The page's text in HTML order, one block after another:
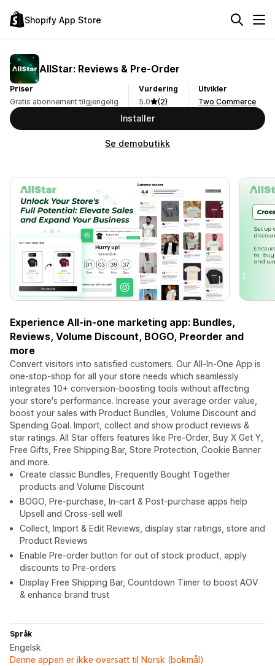
Shopify App Store
AllStar: Reviews & Pre‑Order
Priser
Gratis abonnement tilgjengelig
Vurdering
5.0
(2)
Utvikler
Two Commerce
Installer
Se demobutikk
Experience All-in-one marketing app: Bundles,
Reviews, Volume Discount, BOGO, Preorder and
more
Convert visitors into satisfied customers. Our All-In-One App is
one-stop-shop for all your store needs which seamlessly
integrates 10+ conversion-boosting tools without affecting
your store's performance. Increase your average order value,
boost your sales with Product Bundles, Volume Discount and
Spending Goal. Import, collect and show product reviews &
star ratings. All Star offers features like Pre-Order, Buy X Get Y,
Free Gifts, Free Shipping Bar, Store Protection, Cookie Banner
and more.
Create classic Bundles, Frequently Bought Together
products and Volume Discount
BOGO, Pre-purchase, In-cart & Post-purchase apps help
Upsell and Cross-sell well
Collect, Import & Edit Reviews, display star ratings, store and
Product Reviews
Enable Pre-order button for out of stock product, apply
discounts to Pre-orders
Display Free Shipping Bar, Countdown Timer to boost AOV
& enhance brand trust
Språk
Engelsk
Denne appen er ikke oversatt til Norsk (bokmål)